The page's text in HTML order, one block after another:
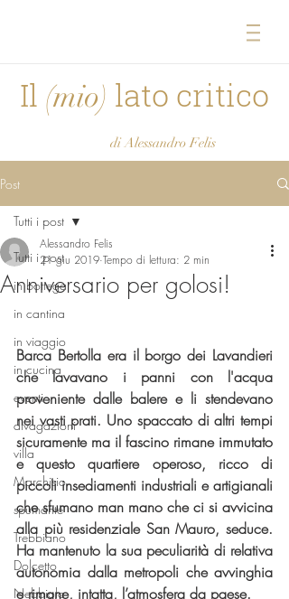
Il (mio) lato critico
di Alessandro Felis
Post
Tutti i post
in bottega
in cantina
in viaggio
in cucina
eventi
divagazioni
villa
Marchisio
spumante
Trebbiano
Dolcetto
Nebbiolo
Tutti i post
Anniversario per golosi!
Alessandro Felis
21 giu 2019 Tempo di lettura: 2 min
Barca Bertolla era il borgo dei Lavandieri
che lavavano i panni con l'acqua
proveniente dalle balere e li stendevano
nei vasti prati. Uno spaccato di altri tempi
sicuramente ma il fascino rimane immutato
e questo quartiere operoso, ricco di
piccoli insediamenti industriali e artigianali
che sfumano man mano che ci si avvicina
alla più residenziale San Mauro, seduce.
Ha mantenuto la sua peculiarità di relativa
autonomia dalla metropoli che avvinghia
e rimane, intatta, l’atmosfera da paese.